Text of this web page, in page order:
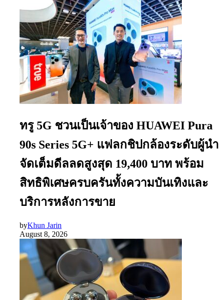
ทรู 5G ชวนเป็นเจ้าของ HUAWEI Pura
90s Series 5G+ แฟลกชิปกล้องระดับผู้นำ
จัดเต็มดีลลดสูงสุด 19,400 บาท พร้อม
สิทธิพิเศษครบครันทั้งความบันเทิงและ
บริการหลังการขาย
byKhun Jarin
August 8, 2026